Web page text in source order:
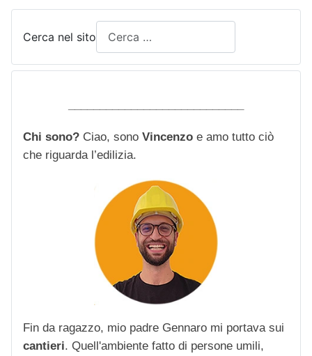
Cerca nel sito
Chi sono? Ciao, sono Vincenzo e amo tutto ciò
che riguarda l’edilizia.
Fin da ragazzo, mio padre Gennaro mi portava sui
cantieri. Quell'ambiente fatto di persone umili,